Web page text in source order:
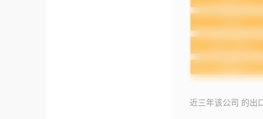
近三年该公司 的出